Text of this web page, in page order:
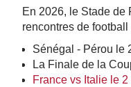
En 2026, le Stade
rencontres de football
Sénégal - Pérou le
La Finale de la
France vs Italie le